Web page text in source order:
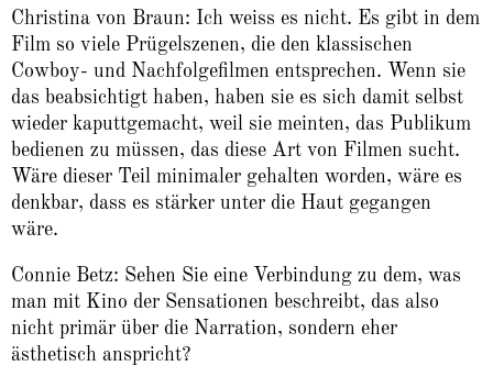
Christina von Braun: Ich weiss es nicht. Es gibt in dem
Film so viele Prügelszenen, die den klassischen
Cowboy- und Nachfolgefilmen entsprechen. Wenn sie
das beabsichtigt haben, haben sie es sich damit selbst
wieder kaputtgemacht, weil sie meinten, das Publikum
bedienen zu müssen, das diese Art von Filmen sucht.
Wäre dieser Teil minimaler gehalten worden, wäre es
denkbar, dass es stärker unter die Haut gegangen
wäre.
Connie Betz: Sehen Sie eine Verbindung zu dem, was
man mit Kino der Sensationen beschreibt, das also
nicht primär über die Narration, sondern eher
ästhetisch anspricht?